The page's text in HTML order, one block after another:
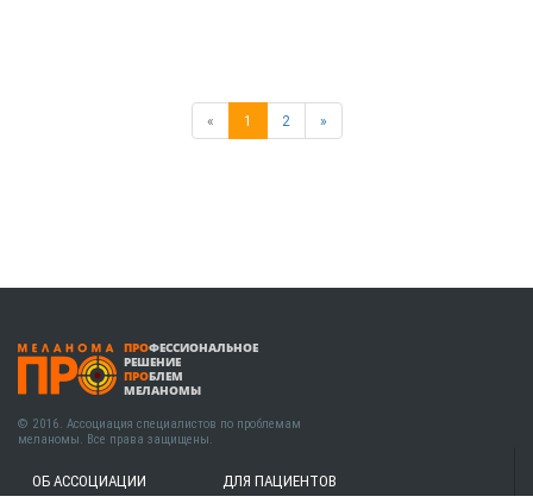
« 1 2 »
ПРОФЕССИОНАЛЬНОЕ
РЕШЕНИЕ
ПРОБЛЕМ
МЕЛАНОМЫ
© 2016. Ассоциация специалистов по проблемам
меланомы. Все права защищены.
ОБ АССОЦИАЦИИ
ДЛЯ ПАЦИЕНТОВ